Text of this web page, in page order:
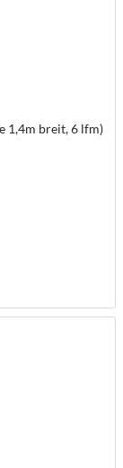
1,4m breit, 6 lfm)